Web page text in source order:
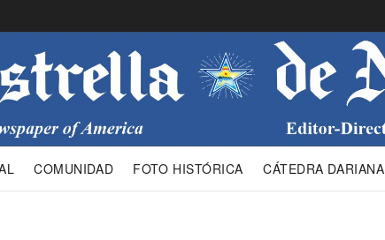
COMUNIDAD FOTO HISTÓRICA CÁTEDRA DARIANA